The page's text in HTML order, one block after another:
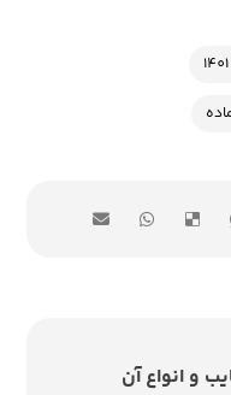
و انواع آن